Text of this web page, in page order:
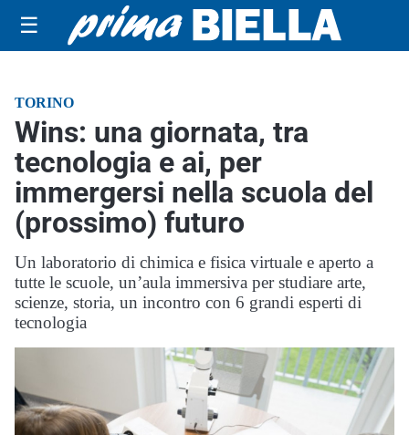
☰
TORINO
Wins: una giornata, tra
tecnologia e ai, per
immergersi nella scuola del
(prossimo) futuro
Un laboratorio di chimica e fisica virtuale e aperto a
tutte le scuole, un’aula immersiva per studiare arte,
scienze, storia, un incontro con 6 grandi esperti di
tecnologia